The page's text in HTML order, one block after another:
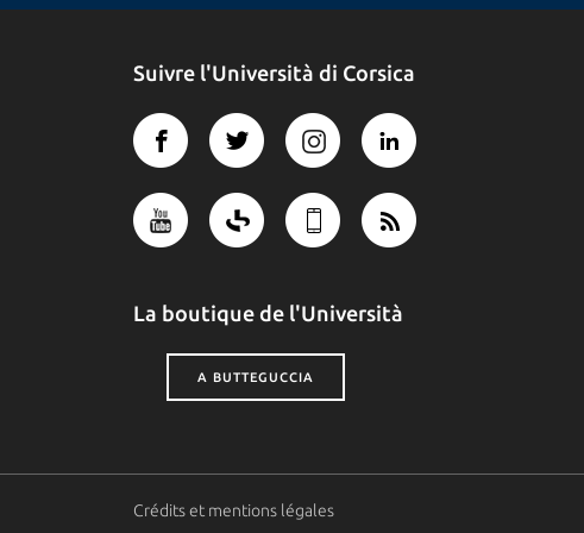
Suivre l'Università di Corsica
La boutique de l'Università
A BUTTEGUCCIA
Crédits et mentions légales